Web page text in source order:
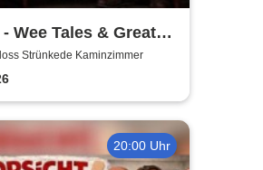
Wee Tales & Great
Scotland
Strünkede Kaminzimmer
20:00 Uhr